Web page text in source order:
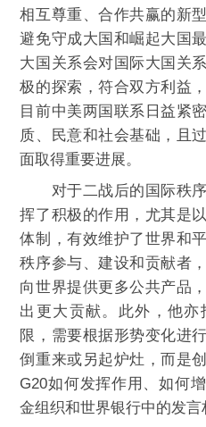
相互尊重、合作共赢的新
避免守成大国和崛起大国
大国关系会对国际大国关
极的探索，符合双方利益
目前中美两国联系日益紧
质、民意和社会基础，且
面取得重要进展。
对于二战后的国际秩序
挥了积极的作用，尤其是
体制，有效维护了世界和
秩序参与、建设和贡献者
向世界提供更多公共产品
出更大贡献。此外，他
限，需要根据形势变化进
倒重来或另起炉灶，而是
G20如何发挥作用、如何
金组织和世界银行中的发